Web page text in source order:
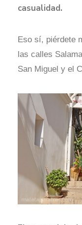
casualidad.
Eso sí, piérdete
las calles
San Miguel y el